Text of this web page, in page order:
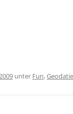
unter Fun,